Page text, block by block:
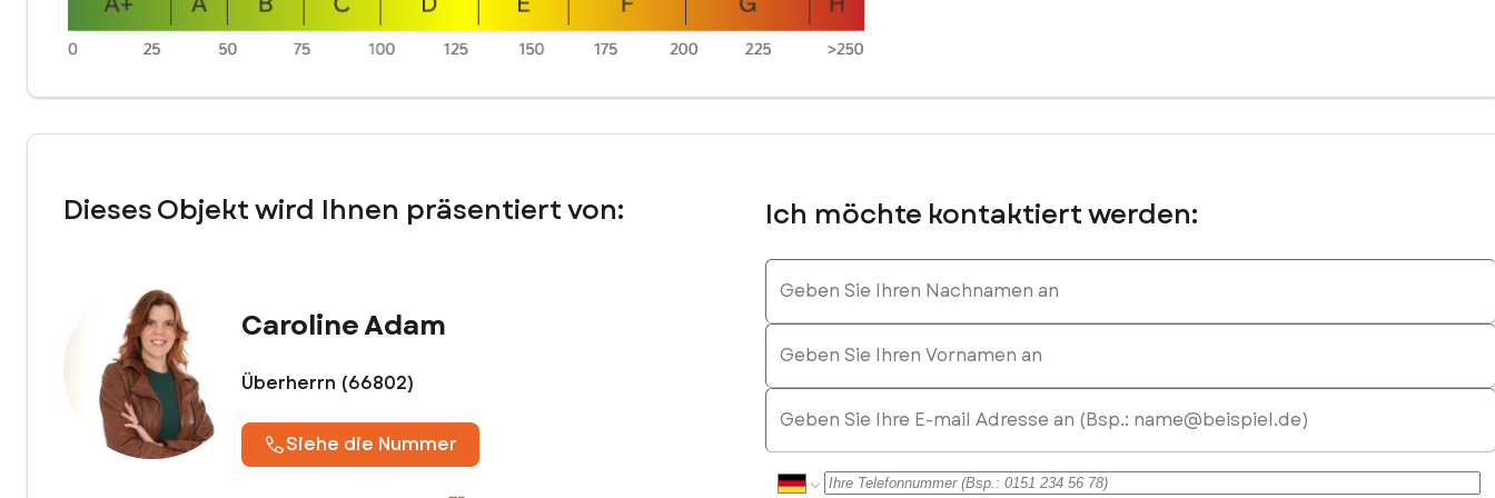
- Carport
Die Ferienwohnung ist möbliert (über 20.000 € für Möbel und Geschäftsräume) und erzielt bei mäßiger Nutzung jährliche Mieteinnahmen von über 12.000 €.
Hier ist der Link, über den Sie diese Ferienwohnung entdecken können: https://www.booking.com/hotel/fr/gite-emeraude-plaine.fr.html
Dieses Objekt wird Ihnen präsentiert von:
Caroline Adam
Überherrn (66802)
Siehe die Nummer
Ich möchte kontaktiert werden:
Geben Sie Ihren Nachnamen an
Geben Sie Ihren Vornamen an
E-mail